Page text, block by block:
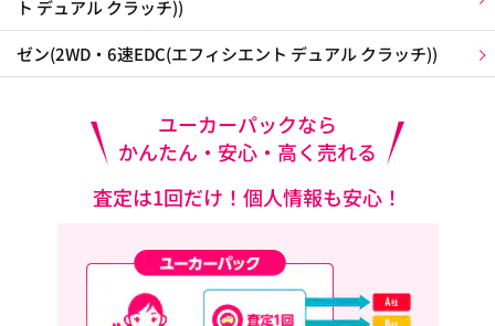
ト デュアル クラッチ))
ゼン(2WD・6速EDC(エフィシエント デュアル クラッチ))
ユーカーパックなら
かんたん・安心・高く売れる
査定は1回だけ！個人情報も安心！